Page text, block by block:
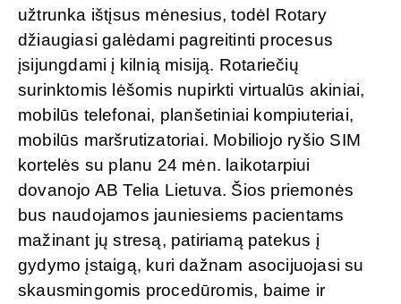
užtrunka ištįsus mėnesius, todėl Rotary
džiaugiasi galėdami pagreitinti procesus
įsijungdami į kilnią misiją. Rotariečių
surinktomis lėšomis nupirkti virtualūs akiniai,
mobilūs telefonai, planšetiniai kompiuteriai,
mobilūs maršrutizatoriai. Mobiliojo ryšio SIM
kortelės su planu 24 mėn. laikotarpiui
dovanojo AB Telia Lietuva. Šios priemonės
bus naudojamos jauniesiems pacientams
mažinant jų stresą, patiriamą patekus į
gydymo įstaigą, kuri dažnam asocijuojasi su
skausmingomis procedūromis, baime ir